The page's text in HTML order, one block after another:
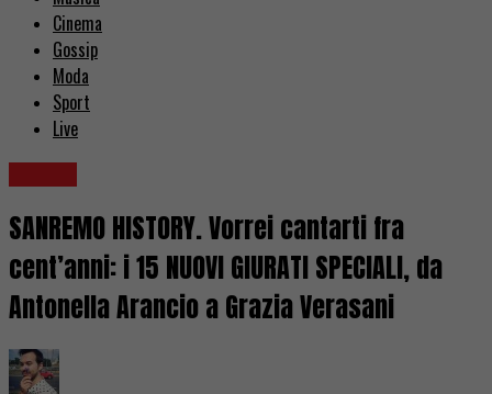
Cinema
Gossip
Moda
Sport
Live
SANREMO HISTORY. Vorrei cantarti fra
cent’anni: i 15 NUOVI GIURATI SPECIALI, da
Antonella Arancio a Grazia Verasani